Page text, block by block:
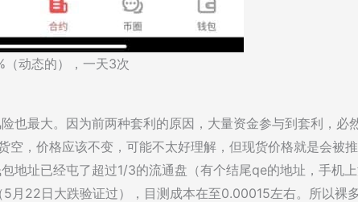
动态的），一天3次
也最大。因为前两种套利的原因，大量资金参与到套利，必
空，价格应该不变，可能不太好理解，但现货价格就是会被
地址已经屯了超过1/3的流通盘（有个结尾qe的地址，手机
月22日大跌验证过），目测成本在至0.00015左右。所以裸